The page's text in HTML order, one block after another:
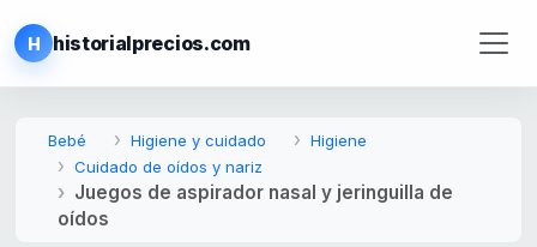
H historialprecios.com
Bebé Higiene y cuidado
Higiene
Cuidado de oídos y nariz
Juegos de aspirador nasal y jeringuilla de
oídos